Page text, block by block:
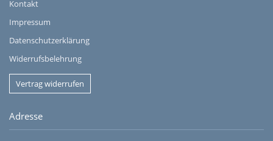
Kontakt
Impressum
Datenschutzerklärung
Widerrufsbelehrung
Vertrag widerrufen
Adresse